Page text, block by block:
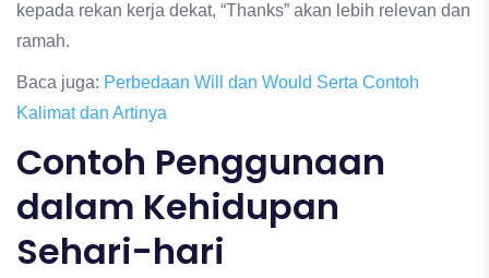
kepada rekan kerja dekat, “Thanks” akan lebih relevan dan
ramah.
Baca juga: Perbedaan Will dan Would Serta Contoh
Kalimat dan Artinya
Contoh Penggunaan
dalam Kehidupan
Sehari-hari